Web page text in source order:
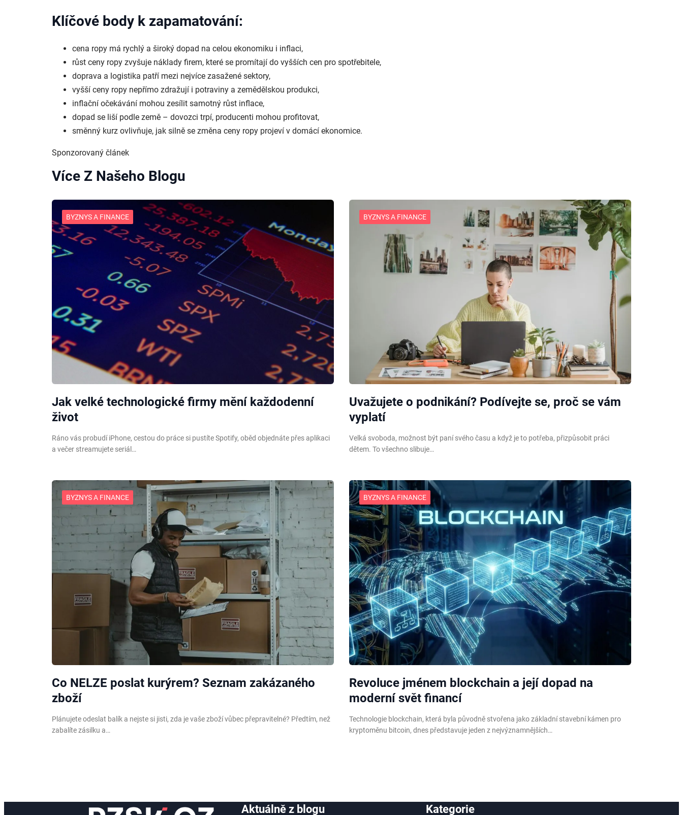
Klíčové body k zapamatování:
cena ropy má rychlý a široký dopad na celou ekonomiku i inflaci,
růst ceny ropy zvyšuje náklady firem, které se promítají do vyšších cen pro spotřebitele,
doprava a logistika patří mezi nejvíce zasažené sektory,
vyšší ceny ropy nepřímo zdražují i potraviny a zemědělskou produkci,
inflační očekávání mohou zesílit samotný růst inflace,
dopad se liší podle země – dovozci trpí, producenti mohou profitovat,
směnný kurz ovlivňuje, jak silně se změna ceny ropy projeví v domácí ekonomice.
Sponzorovaný článek
Více Z Našeho Blogu
BYZNYS A FINANCE
Jak velké technologické firmy mění každodenní
život
Ráno vás probudí iPhone, cestou do práce si pustíte Spotify, oběd objednáte přes aplikaci
a večer streamujete seriál…
BYZNYS A FINANCE
Uvažujete o podnikání? Podívejte se, proč se vám
vyplatí
Velká svoboda, možnost být paní svého času a když je to potřeba, přizpůsobit práci
dětem. To všechno slibuje…
BYZNYS A FINANCE
Co NELZE poslat kurýrem? Seznam zakázaného
zboží
Plánujete odeslat balík a nejste si jisti, zda je vaše zboží vůbec přepravitelné? Předtím, než
zabalíte zásilku a…
BYZNYS A FINANCE
Revoluce jménem blockchain a její dopad na
moderní svět financí
Technologie blockchain, která byla původně stvořena jako základní stavební kámen pro
kryptoměnu bitcoin, dnes představuje jeden z nejvýznamnějších…
Aktuálně z blogu Kategorie